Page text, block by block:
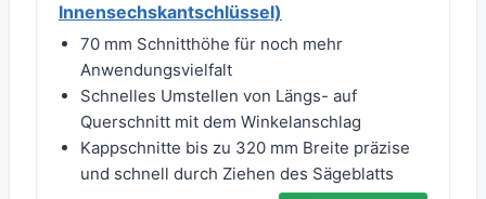
Innensechskantschlüssel)
70 mm Schnitthöhe für noch mehr
Anwendungsvielfalt
Schnelles Umstellen von Längs- auf
Querschnitt mit dem Winkelanschlag
Kappschnitte bis zu 320 mm Breite präzise
und schnell durch Ziehen des Sägeblatts